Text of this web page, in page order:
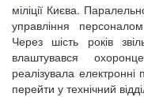
міліції Києва.
управління
Через шість років
влаштувався
реалізувала
перейти у технічний